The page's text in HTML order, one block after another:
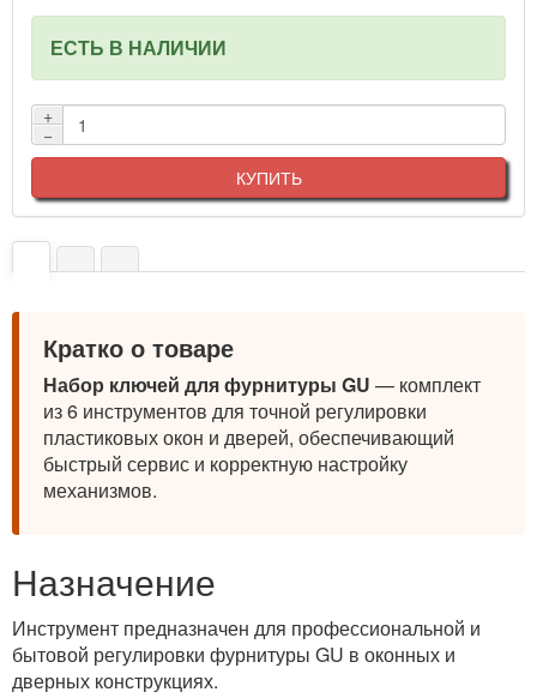
ЕСТЬ В НАЛИЧИИ
+
−
КУПИТЬ
Кратко о товаре
Набор ключей для фурнитуры GU — комплект
из 6 инструментов для точной регулировки
пластиковых окон и дверей, обеспечивающий
быстрый сервис и корректную настройку
механизмов.
Назначение
Инструмент предназначен для профессиональной и
бытовой регулировки фурнитуры GU в оконных и
дверных конструкциях.